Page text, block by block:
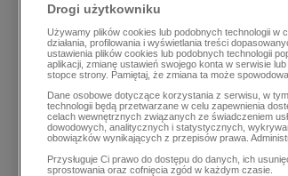
Drogi użytkowniku
Używamy plików cookies lub podobnych technologii w
działania, profilowania i wyświetlania treści
ustawienia plików cookies lub podobnych technologii
aplikacji, zmianę ustawień swojego konta w serwisie
stopce strony. Pamiętaj, że zmiana ta może
Dane osobowe dotyczące korzystania z serwisu, w
technologii będą przetwarzane w celu zapewnienia
celach wewnętrznych związanych ze świadczeniem
dowodowych, analitycznych i statystycznych,
obowiązków wynikających z przepisów prawa.
Przysługuje Ci prawo do dostępu do danych, ich
sprostowania oraz cofnięcia zgód w każdym czasie.